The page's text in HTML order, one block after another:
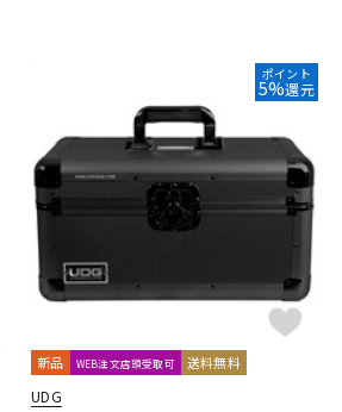
ポイント
5%還元
新品 WEB注文店頭受取可 送料無料
UDG